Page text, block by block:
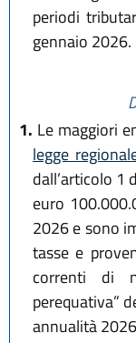
periodi
gennaio 2026.
1. Le maggiori
legge
dall’articolo 1
euro
2026 e sono
tasse e
correnti di
perequativa”
annualità